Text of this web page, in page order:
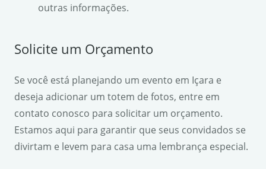
outras informações.
Solicite um Orçamento
Se você está planejando um evento em Içara e
deseja adicionar um totem de fotos, entre em
contato conosco para solicitar um orçamento.
Estamos aqui para garantir que seus convidados se
divirtam e levem para casa uma lembrança especial.